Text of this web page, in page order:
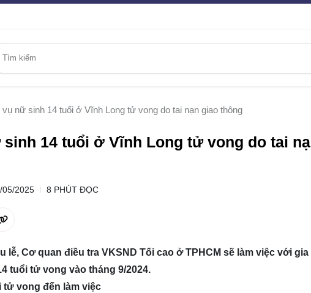
nữ sinh 14 tuổi ở Vĩnh Long tử vong do tai nạn giao thông
14 tuổi ở Vĩnh Long tử vong do tai
05/2025 8 PHÚT ĐỌC
lễ, Cơ quan điều tra VKSND Tối cao ở TPHCM sẽ làm việc với
tuổi tử vong vào tháng 9/2024.
tử vong đến làm việc